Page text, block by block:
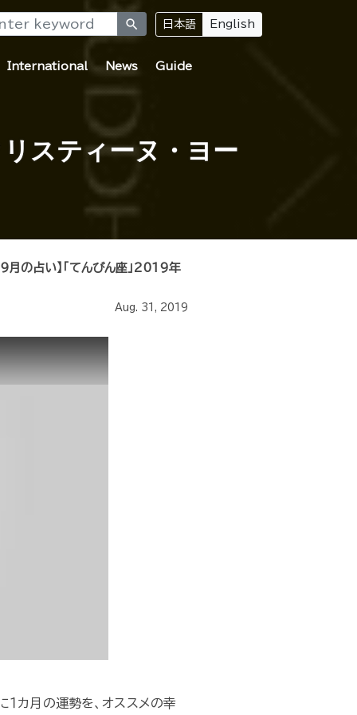
search 日本語 English
International News Guide
スティーヌ・ヨー
９月の占い】「てんびん座」2019年
Aug. 31, 2019
１カ月の運勢を、オススメの幸